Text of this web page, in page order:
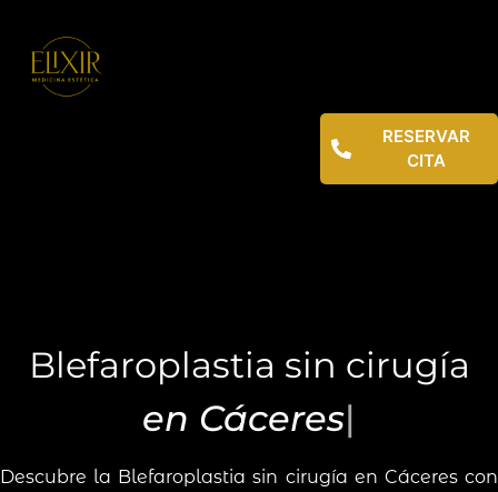
RESERVAR
CITA
Blefaroplastia sin cirugía
en Cáceres|
Descubre la Blefaroplastia sin cirugía en Cáceres con